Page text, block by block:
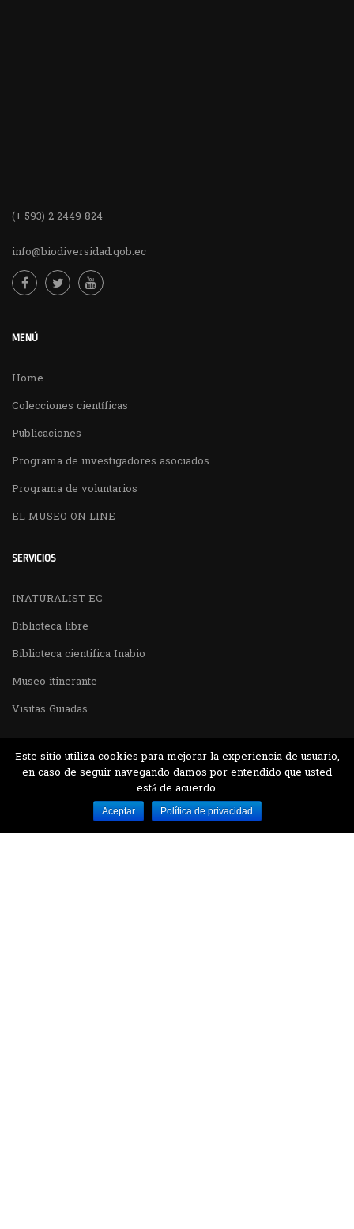
(+ 593) 2 2449 824
info@biodiversidad.gob.ec
MENÚ
Home
Colecciones científicas
Publicaciones
Programa de investigadores asociados
Programa de voluntarios
EL MUSEO ON LINE
SERVICIOS
INATURALIST EC
Biblioteca libre
Biblioteca cientifica Inabio
Museo itinerante
Visitas Guiadas
Desarrollado por MJTEC.
Este sitio utiliza cookies para mejorar la experiencia de usuario,
en caso de seguir navegando damos por entendido que usted
está de acuerdo.
Aceptar Política de privacidad